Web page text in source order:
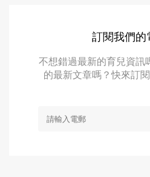
訂閱我們的
不想錯過最新的育兒資訊
的最新文章嗎？快來訂